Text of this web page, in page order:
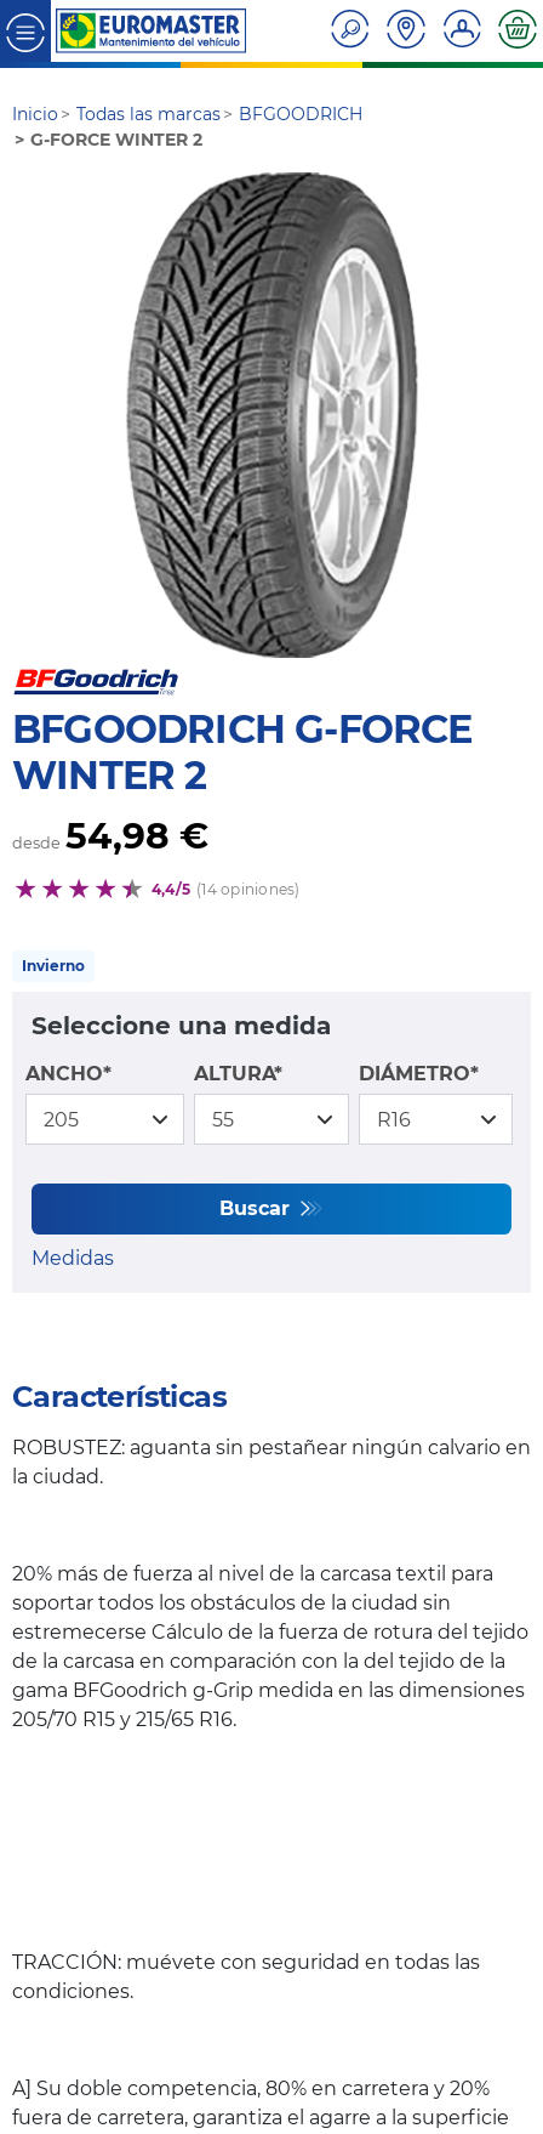
Inicio Todas las marcas
BFGOODRICH
G-FORCE WINTER 2
BFGOODRICH G-FORCE
WINTER 2
desde 54,98 €
4,4/5 (14 opiniones)
Invierno
Seleccione una medida
ANCHO* ALTURA* DIÁMETRO*
Buscar
Medidas
Características
ROBUSTEZ: aguanta sin pestañear ningún calvario en
la ciudad.
20% más de fuerza al nivel de la carcasa textil para
soportar todos los obstáculos de la ciudad sin
estremecerse Cálculo de la fuerza de rotura del tejido
de la carcasa en comparación con la del tejido de la
gama BFGoodrich g-Grip medida en las dimensiones
205/70 R15 y 215/65 R16.
TRACCIÓN: muévete con seguridad en todas las
condiciones.
A] Su doble competencia, 80% en carretera y 20%
fuera de carretera, garantiza el agarre a la superficie